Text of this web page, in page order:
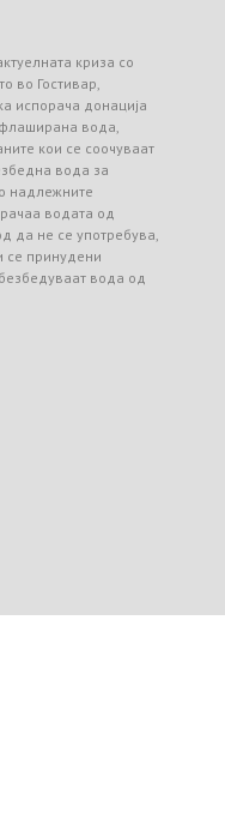
криза со
во Гостивар,
испорача донација
вода,
кои се соочуваат
вода за
надлежните
водата од
да не се употребува,
се принудени
вода од